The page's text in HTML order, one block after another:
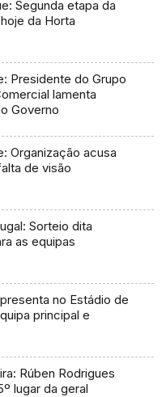
Segunda etapa da
da Horta
Presidente do Grupo
lamenta
Governo
Organização acusa
de visão
Sorteio dita
as equipas
no Estádio de
principal e
Rúben Rodrigues
lugar da geral